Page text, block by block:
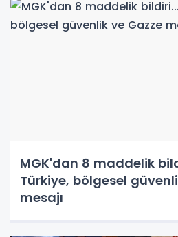
MGK'dan 8 maddelik
Türkiye, bölgesel
mesajı